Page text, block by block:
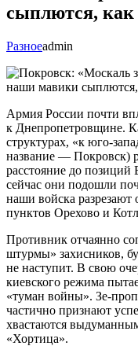
сыплются, как
Разноеadmin
Армия России почти
к Днепропетровщине.
структурах, «к юго-
название — Покровск)
расстояние до
сейчас они подошли
наши войска разрезают
пунктов Орехово и
Противник отчаянно
штурмы» захисников,
не наступит. В свою
киевского режима
«туман войны». Зе-
частично признают
хвастаются
«Хортица».